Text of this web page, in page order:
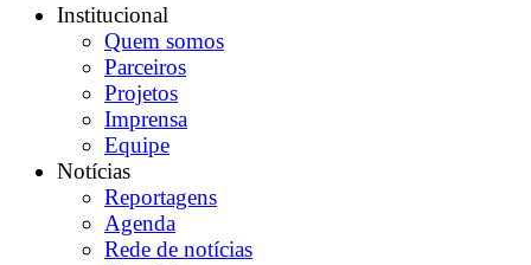
Institucional
Quem somos
Parceiros
Projetos
Imprensa
Equipe
Notícias
Reportagens
Agenda
Rede de notícias